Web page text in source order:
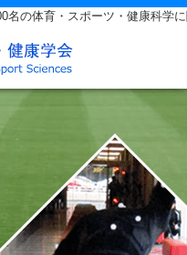
の体育・スポーツ・健康科学